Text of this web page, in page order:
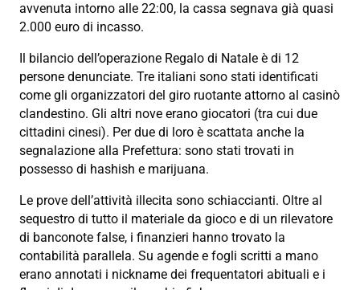
avvenuta intorno alle 22:00, la cassa segnava già quasi
2.000 euro di incasso.
Il bilancio dell’operazione Regalo di Natale è di 12
persone denunciate. Tre italiani sono stati identificati
come gli organizzatori del giro ruotante attorno al casinò
clandestino. Gli altri nove erano giocatori (tra cui due
cittadini cinesi). Per due di loro è scattata anche la
segnalazione alla Prefettura: sono stati trovati in
possesso di hashish e marijuana.
Le prove dell’attività illecita sono schiaccianti. Oltre al
sequestro di tutto il materiale da gioco e di un rilevatore
di banconote false, i finanzieri hanno trovato la
contabilità parallela. Su agende e fogli scritti a mano
erano annotati i nickname dei frequentatori abituali e i